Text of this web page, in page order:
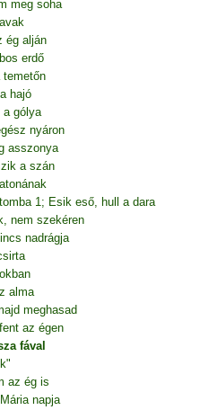
meg soha
ég alján
erdő
temetőn
hajó
a gólya
nyáron
asszonya
a szán
1; Esik eső, hull a dara
nem szekéren
nadrágja
alma
meghasad
az égen
fával
az ég is
napja